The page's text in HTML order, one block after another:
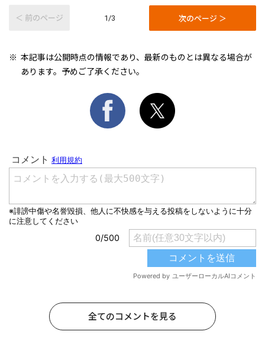
＜ 前のページ 1/3 次のページ ＞
本記事は公開時点の情報であり、最新のものとは異なる場合が
あります。予めご了承ください。
全てのコメントを見る